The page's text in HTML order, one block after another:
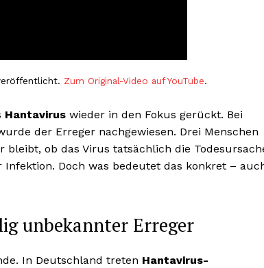
Zum Original-Video auf YouTube.
Hantavirus wieder in den Fokus gerückt. Bei
der Erreger nachgewiesen. Drei Menschen
ob das Virus tatsächlich die
Doch was bedeutet das konkret –
unbekannter Erreger
In Deutschland treten Hantavirus-